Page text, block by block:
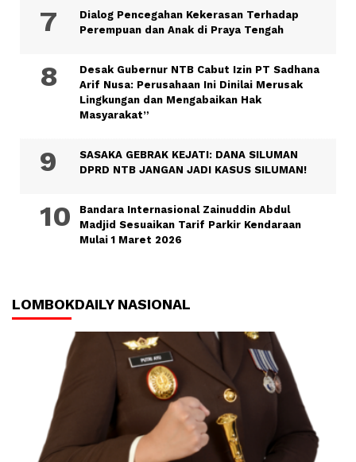
Dialog Pencegahan Kekerasan Terhadap
Perempuan dan Anak di Praya Tengah
Desak Gubernur NTB Cabut Izin PT Sadhana
Arif Nusa: Perusahaan Ini Dinilai Merusak
Lingkungan dan Mengabaikan Hak
Masyarakat”
SASAKA GEBRAK KEJATI: DANA SILUMAN
DPRD NTB JANGAN JADI KASUS SILUMAN!
Bandara Internasional Zainuddin Abdul
Madjid Sesuaikan Tarif Parkir Kendaraan
Mulai 1 Maret 2026
LOMBOKDAILY NASIONAL